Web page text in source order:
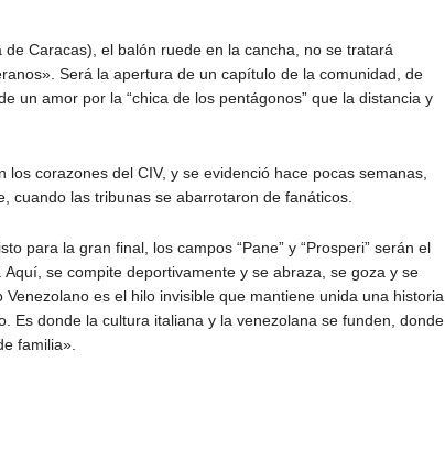
Caracas), el balón ruede en la cancha, no se tratará
Será la apertura de un capítulo de la comunidad, de
un amor por la “chica de los pentágonos” que la distancia y
los corazones del CIV, y se evidenció hace pocas semanas,
cuando las tribunas se abarrotaron de fanáticos.
para la gran final, los campos “Pane” y “Prosperi” serán el
se compite deportivamente y se abraza, se goza y se
es el hilo invisible que mantiene unida una historia
Es donde la cultura italiana y la venezolana se funden, donde
familia».